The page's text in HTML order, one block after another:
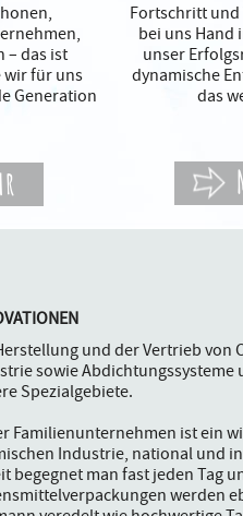
– das ist
wir für uns
Generation
Fortschritt
bei uns Hand
unser
dynamische
das
und der Vertrieb
sowie
Spezialgebiete.
Familienunternehmen ist ein
Industrie, national und
begegnet man fast jeden Tag
werden